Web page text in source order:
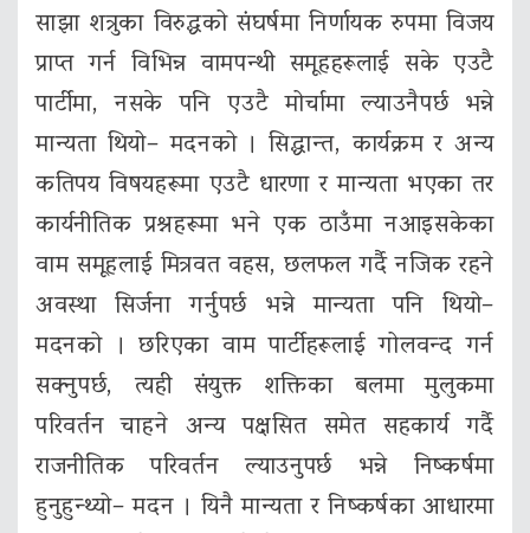
साझा शत्रुका विरुद्धको संघर्षमा निर्णायक रुपमा विजय
प्राप्त गर्न विभिन्न वामपन्थी समूहहरूलाई सके एउटै
पार्टीमा, नसके पनि एउटै मोर्चामा ल्याउनैपर्छ भन्ने
मान्यता थियो– मदनको । सिद्धान्त, कार्यक्रम र अन्य
कतिपय विषयहरूमा एउटै धारणा र मान्यता भएका तर
कार्यनीतिक प्रश्नहरूमा भने एक ठाउँमा नआइसकेका
वाम समूहलाई मित्रवत वहस, छलफल गर्दै नजिक रहने
अवस्था सिर्जना गर्नुपर्छ भन्ने मान्यता पनि थियो–
मदनको । छरिएका वाम पार्टीहरूलाई गोलवन्द गर्न
सक्नुपर्छ, त्यही संयुक्त शक्तिका बलमा मुलुकमा
परिवर्तन चाहने अन्य पक्षसित समेत सहकार्य गर्दै
राजनीतिक परिवर्तन ल्याउनुपर्छ भन्ने निष्कर्षमा
हुनुहुन्थ्यो– मदन । यिनै मान्यता र निष्कर्षका आधारमा